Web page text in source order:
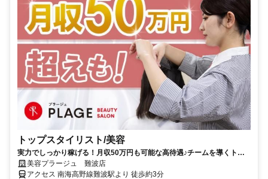
トップスタイリスト/美容
実力でしっかり稼げる！月収50万円も可能な高待遇♪チームを導くトッ
プスタイリスト！
美容プラージュ 難波店
アクセス 南海高野線難波駅より 徒歩約3分